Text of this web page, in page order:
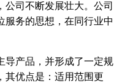
公司不断发展壮大。公司
服务的思想，在同行业中
导产品，并形成了一定规
其优点是：适用范围更